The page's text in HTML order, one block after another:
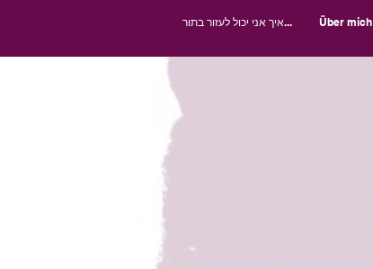
איך אני יכול לעזור בתור... Über mich